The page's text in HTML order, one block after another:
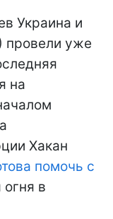
Украина и
провели уже
на
Хакан
помочь с
в